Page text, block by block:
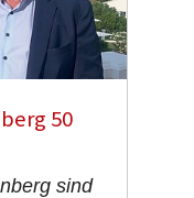
50
sind